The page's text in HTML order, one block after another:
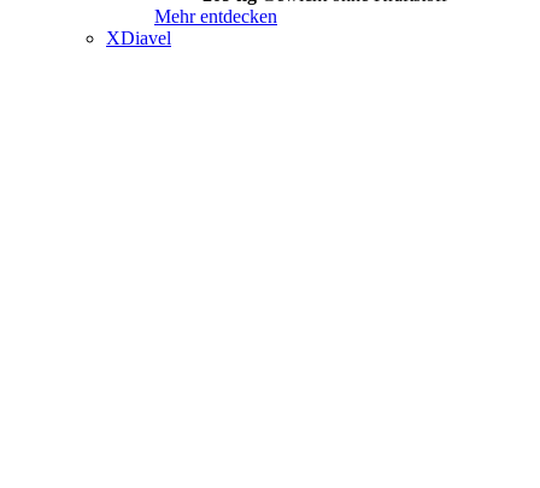
Mehr entdecken
XDiavel